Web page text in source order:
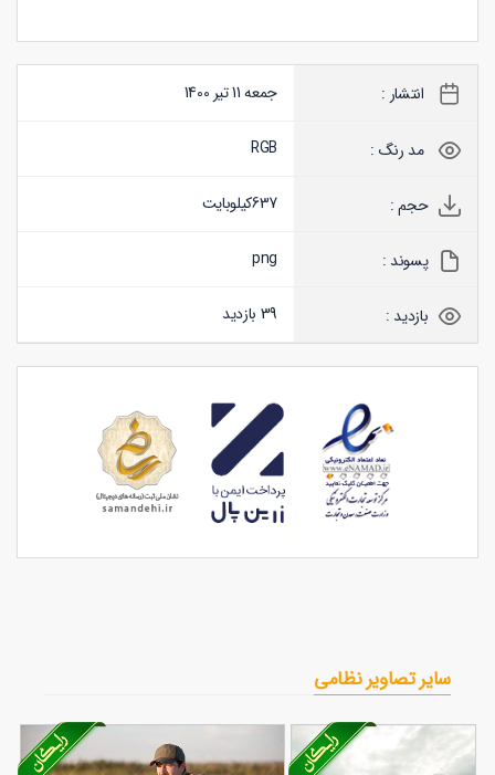
انتشار : جمعه 11 تیر 1400
مد رنگ : RGB
حجم : 637کیلوبایت
پسوند : png
بازدید : 39 بازدید
سایر تصاویر نظامی